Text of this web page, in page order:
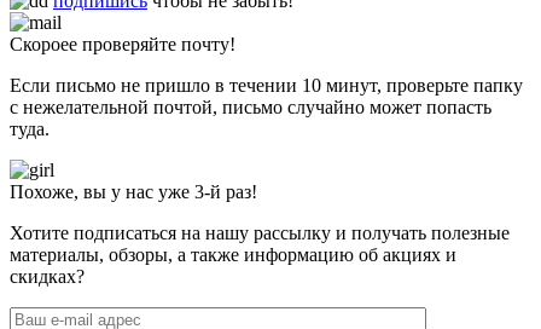
Скороее проверяйте почту!
Если письмо не пришло в течении 10 минут, проверьте папку
с нежелательной почтой, письмо случайно может попасть
туда.
Похоже, вы у нас уже 3-й раз!
Хотите подписаться на нашу рассылку и получать полезные
материалы, обзоры, а также информацию об акциях и
скидках?